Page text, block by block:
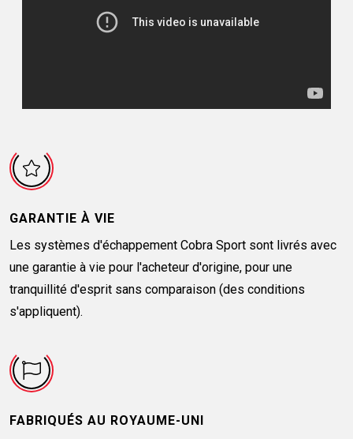
GARANTIE À VIE
Les systèmes d'échappement Cobra Sport sont livrés avec
une garantie à vie pour l'acheteur d'origine, pour une
tranquillité d'esprit sans comparaison (des conditions
s'appliquent).
FABRIQUÉS AU ROYAUME-UNI